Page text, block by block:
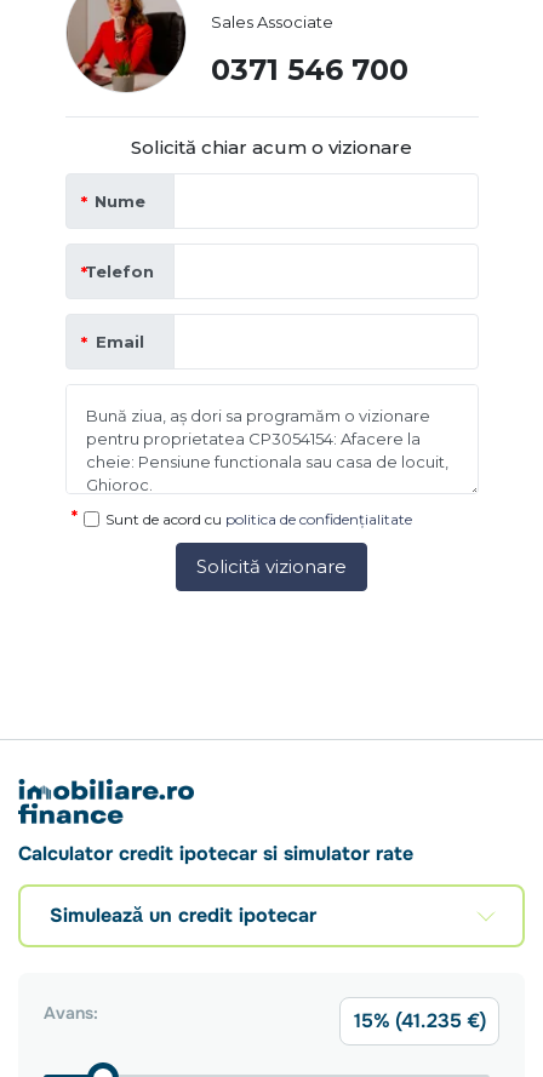
Sales Associate
0371 546 700
Solicită chiar acum o vizionare
Nume
Telefon
Email
Sunt de acord cu politica de confidențialitate
Solicită vizionare